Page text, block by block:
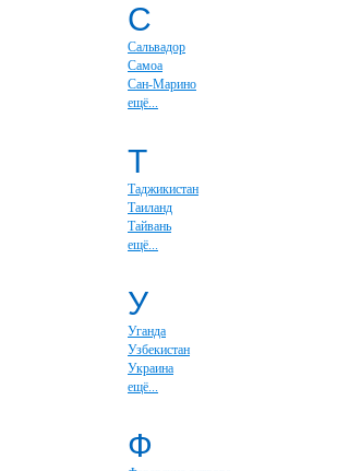
С
Сальвадор
Самоа
Сан-Марино
ещё...
Т
Таджикистан
Таиланд
Тайвань
ещё...
У
Уганда
Узбекистан
Украина
ещё...
Ф